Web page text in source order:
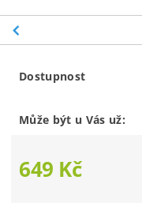
Dostupnost
Může být u Vás už:
649 Kč